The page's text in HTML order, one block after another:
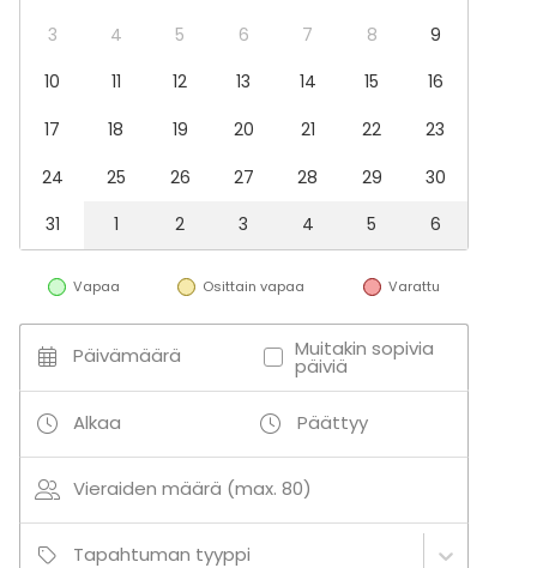
Aktiviteetit
Ulkoilu
3
4 5 6 7 8
9
10
11 12 13 14 15
16
17
18 19 20 21 22
23
24
25 26 27 28 29
30
31
1 2 3 4 5 6
Vapaa Osittain vapaa Varattu
Päivämäärä Muitakin sopivia
päiviä
Alkaa Päättyy
Vieraiden määrä (max. 80)
Tapahtuman tyyppi